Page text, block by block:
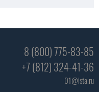
8 (800) 775-83-85
+7 (812) 324-41-36
01@ista.ru